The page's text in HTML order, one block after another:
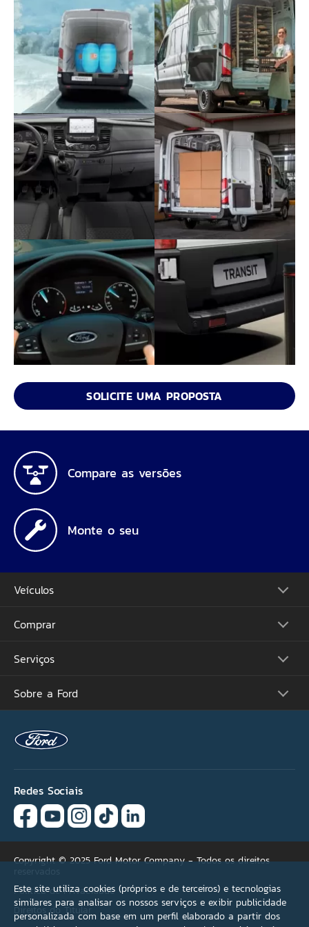
SOLICITE UMA PROPOSTA
Compare as versões
Monte o seu
Este site utiliza cookies (próprios e de terceiros) e tecnologias
similares para analisar os nossos serviços e exibir publicidade
personalizada com base em um perfil elaborado a partir dos
Veículos
Picapes
Suvs
Performance
Comprar
Monte o Seu
Ofertas
Concessionárias
Acessórios Ford
Serviços Financeiros
Simule seu Financiamento
Plano Ford Sempre
Serviços
Atualização Sync
Proprietários
Recall
Ford Protect
Revisão Preço Fixo Ford
Agende seu Serviço
Garantia
Quick Lane®
Sobre a Ford
Carreiras
Programa de Estágio
Ford Global
Notícias
Fale Conosco
Redes Sociais
Copyright © 2025 Ford Motor Company - Todos os direitos
Política de Privacidade
Direitos do Titular